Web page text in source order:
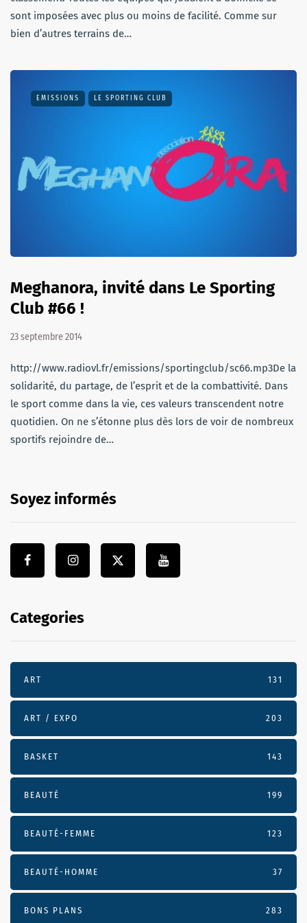
sont imposées avec plus ou moins de facilité. Comme sur
bien d’autres terrains de…
EMISSIONS LE SPORTING CLUB
Meghanora, invité dans Le Sporting
Club #66 !
23 septembre 2014
http://www.radiovl.fr/emissions/sportingclub/sc66.mp3De la
solidarité, du partage, de l’esprit et de la combattivité. Dans
le sport comme dans la vie, ces valeurs transcendent notre
quotidien. On ne s’étonne plus dès lors de voir de nombreux
sportifs rejoindre de…
Soyez informés
Categories
ART 131
ART / EXPO 203
BASKET 143
BEAUTÉ 199
BEAUTÉ-FEMME 123
BEAUTÉ-HOMME 37
BONS PLANS 283